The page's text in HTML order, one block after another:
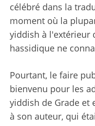
célébré dans la
moment où la
yiddish à l'extérieur
hassidique ne
Pourtant, le faire
bienvenu pour les
yiddish de Grade et
à son auteur, qui